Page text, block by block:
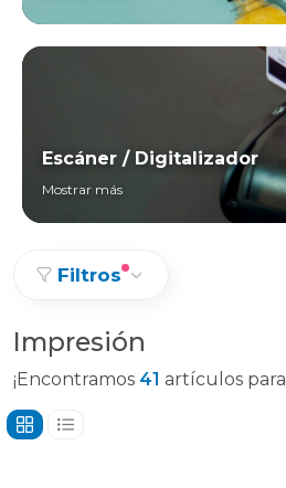
Escáner / Digitalizador
Mostrar más
Filtros
Impresión
¡Encontramos 41 artículos